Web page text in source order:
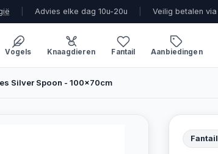
Advies elke dag 10u-20u Veilig betalen
Vogels Knaagdieren Fantail Aanbiedingen
Silver Spoon - 100x70cm
Fantail